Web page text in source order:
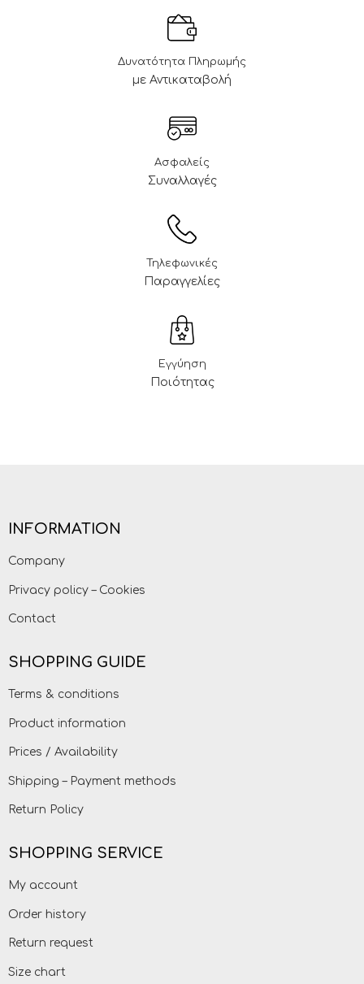
Δυνατότητα Πληρωμής
με Αντικαταβολή
Ασφαλείς
Συναλλαγές
Τηλεφωνικές
Παραγγελίες
Εγγύηση
Ποιότητας
INFORMATION
Company
Privacy policy – Cookies
Contact
SHOPPING GUIDE
Terms & conditions
Product information
Prices / Availability
Shipping – Payment methods
Return Policy
SHOPPING SERVICE
My account
Order history
Return request
Size chart